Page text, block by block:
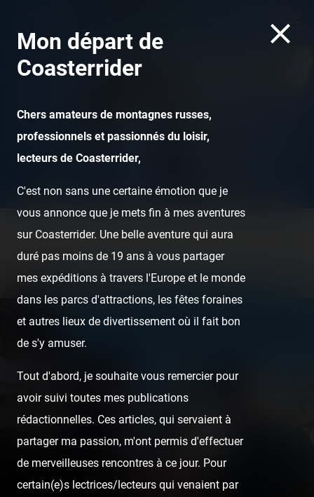
Shambhala - PortAventura World
Home Posts Instant pictures Parc Astérix — 7 août 2020
Mon départ de
Coasterrider
Chers amateurs de montagnes russes,
professionnels et passionnés du loisir,
lecteurs de Coasterrider,
C'est non sans une certaine émotion que je
vous annonce que je mets fin à mes aventures
sur Coasterrider. Une belle aventure qui aura
duré pas moins de 19 ans à vous partager
mes expéditions à travers l'Europe et le monde
dans les parcs d'attractions, les fêtes foraines
et autres lieux de divertissement où il fait bon
de s'y amuser.
Tout d'abord, je souhaite vous remercier pour
avoir suivi toutes mes publications
rédactionnelles. Ces articles, qui servaient à
partager ma passion, m'ont permis d'effectuer
de merveilleuses rencontres à ce jour. Pour
certain(e)s lectrices/lecteurs qui venaient par